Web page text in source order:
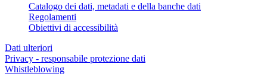
Catalogo dei dati, metadati e della banche dati
Regolamenti
Obiettivi di accessibilità
Dati ulteriori
Privacy - responsabile protezione dati
Whistleblowing